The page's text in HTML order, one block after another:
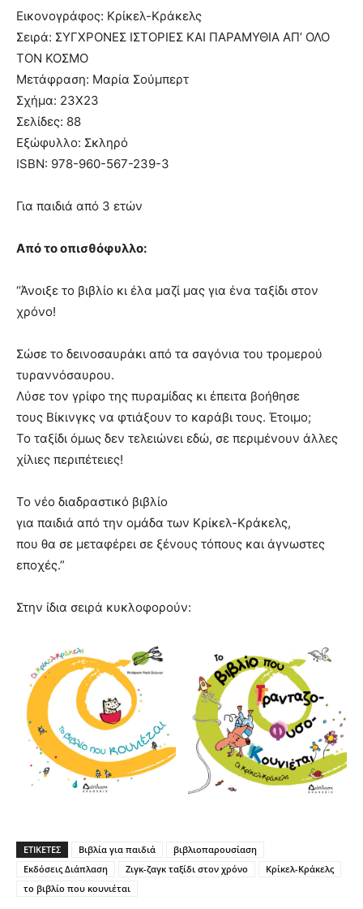
Εικονογράφος: Κρίκελ-Κράκελς
Σειρά: ΣΥΓΧΡΟΝΕΣ ΙΣΤΟΡΙΕΣ ΚΑΙ ΠΑΡΑΜΥΘΙΑ ΑΠ’ ΟΛΟ
ΤΟΝ ΚΟΣΜΟ
Μετάφραση: Μαρία Σούμπερτ
Σχήμα: 23Χ23
Σελίδες: 88
Εξώφυλλο: Σκληρό
ISBN: 978-960-567-239-3
Για παιδιά από 3 ετών
Από το οπισθόφυλλο:
“Άνοιξε το βιβλίο κι έλα μαζί μας για ένα ταξίδι στον
χρόνο!
Σώσε το δεινοσαυράκι από τα σαγόνια του τρομερού
τυραννόσαυρου.
Λύσε τον γρίφο της πυραμίδας κι έπειτα βοήθησε
τους Βίκινγκς να φτιάξουν το καράβι τους. Έτοιμο;
Το ταξίδι όμως δεν τελειώνει εδώ, σε περιμένουν άλλες
χίλιες περιπέτειες!
Το νέο διαδραστικό βιβλίο
για παιδιά από την ομάδα των Κρίκελ-Κράκελς,
που θα σε μεταφέρει σε ξένους τόπους και άγνωστες
εποχές.”
Στην ίδια σειρά κυκλοφορούν:
ΕΤΙΚΕΤΕΣ Βιβλία για παιδιά
βιβλιοπαρουσίαση
Εκδόσεις Διάπλαση
Ζιγκ-ζαγκ ταξίδι στον χρόνο
Κρίκελ-Κράκελς
το βιβλίο που κουνιέται